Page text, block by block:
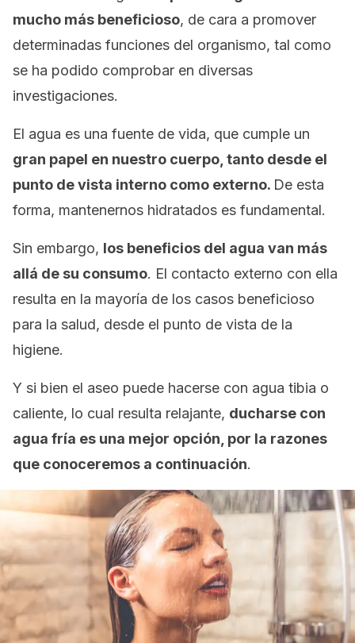
mucho más beneficioso, de cara a promover
determinadas funciones del organismo, tal como
se ha podido comprobar en diversas
investigaciones.
El agua es una fuente de vida, que cumple un
gran papel en nuestro cuerpo, tanto desde el
punto de vista interno como externo. De esta
forma, mantenernos hidratados es fundamental.
Sin embargo, los beneficios del agua van más
allá de su consumo. El contacto externo con ella
resulta en la mayoría de los casos beneficioso
para la salud, desde el punto de vista de la
higiene.
Y si bien el aseo puede hacerse con agua tibia o
caliente, lo cual resulta relajante, ducharse con
agua fría es una mejor opción, por la razones
que conoceremos a continuación.